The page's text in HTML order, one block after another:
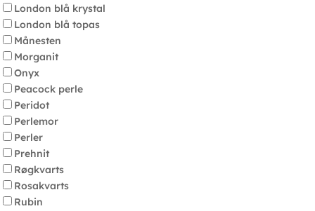
London blå krystal
London blå topas
Månesten
Morganit
Onyx
Peacock perle
Peridot
Perlemor
Perler
Prehnit
Røgkvarts
Rosakvarts
Rubin